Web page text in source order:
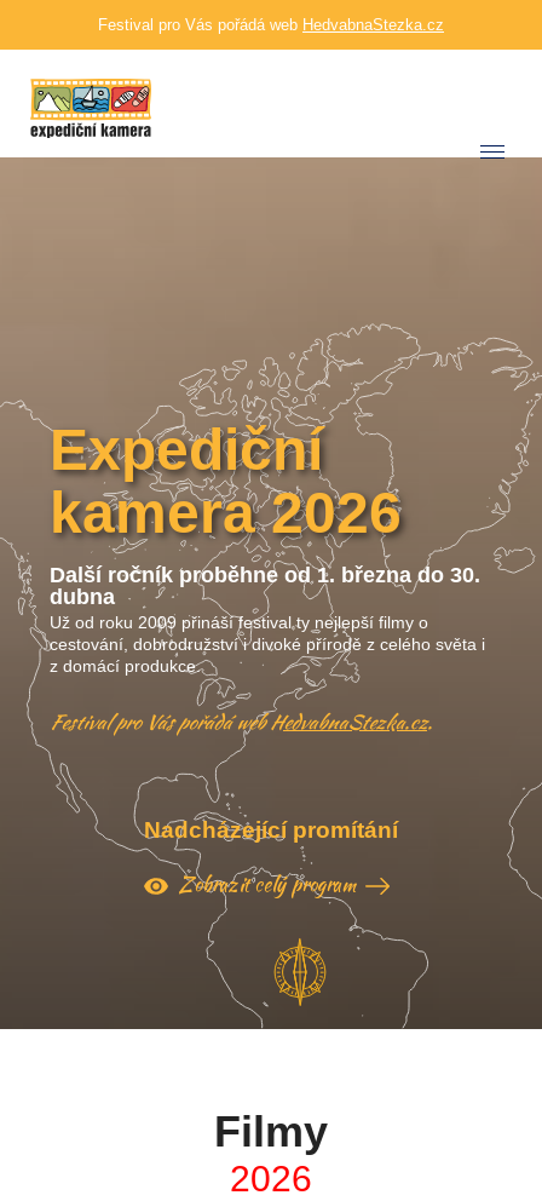
Festival pro Vás pořádá web HedvabnaStezka.cz
Expediční
kamera 2026
Další ročník proběhne od 1. března do 30.
dubna
Už od roku 2009 přináší festival ty nejlepší filmy o
cestování, dobrodružství i divoké přírodě z celého světa i
z domácí produkce.
Festival pro Vás pořádá webHedvabnaStezka.cz.
Nadcházející promítání
Zobrazit celý program
Filmy
2026